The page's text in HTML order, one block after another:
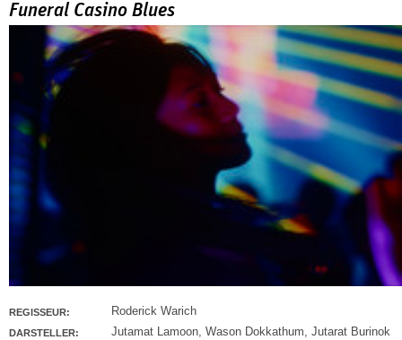
Funeral Casino Blues
REGISSEUR: Roderick Warich
DARSTELLER: Jutamat Lamoon, Wason Dokkathum, Jutarat Burinok